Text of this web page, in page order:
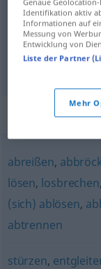
(af)hellen
overschieten
abreißen,
lösen, losbrechen,
(sich) ablösen,
abtrennen
stürzen,
Identifikation aktiv
Informationen auf
Messung von
Entwicklung von
Liste der Partner
Mehr